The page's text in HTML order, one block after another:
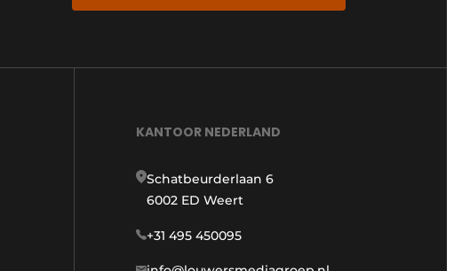
KANTOOR NEDERLAND
Schatbeurderlaan 6
6002 ED Weert
+31 495 450095